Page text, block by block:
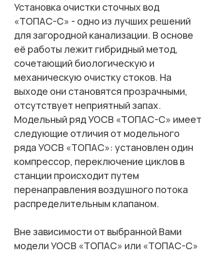
Установка очистки сточных вод
«ТОПАС-С» - одно из лучших решений
для загородной канализации. В основе
её работы лежит гибридный метод,
сочетающий биологическую и
механическую очистку стоков. На
выходе они становятся прозрачными,
отсутствует неприятный запах.
Модельный ряд УОСВ «ТОПАС-С» имеет
следующие отличия от модельного
ряда УОСВ «ТОПАС»: установлен один
компрессор, переключение циклов в
станции происходит путем
перенаправления воздушного потока
распределительным клапаном.
Вне зависимости от выбранной Вами
модели УОСВ «ТОПАС» или «ТОПАС-С»